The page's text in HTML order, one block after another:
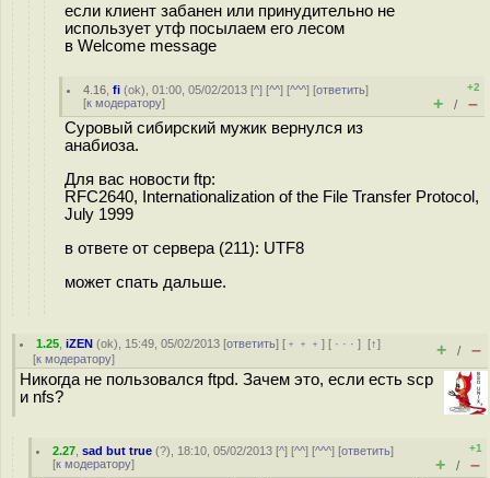
если клиент забанен или принудительно не
использует утф посылаем его лесом
в Welcome message
4.16 ,fi (ok), 01:00, 05/02/2013 [^] [^^] [^^^] [ответить]
[к модератору]
+2
+ / –
Суровый сибирский мужик вернулся из
анабиоза.
Для вас новости ftp:
RFC2640, Internationalization of the File Transfer Protocol,
July 1999
в ответе от сервера (211): UTF8
может спать дальше.
1.25 ,iZEN (ok), 15:49, 05/02/2013 [ответить] [ ﹢﹢﹢] [ · · ·][↑]
[к модератору] + / –
Никогда не пользовался ftpd. Зачем это, если есть scp
и nfs?
2.27 ,sad but true (?), 18:10, 05/02/2013 [^] [^^] [^^^] [ответить]
[к модератору]
+1
+ / –